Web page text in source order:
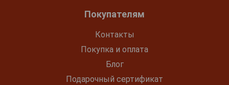
Покупателям
Контакты
Покупка и оплата
Блог
Подарочный сертификат